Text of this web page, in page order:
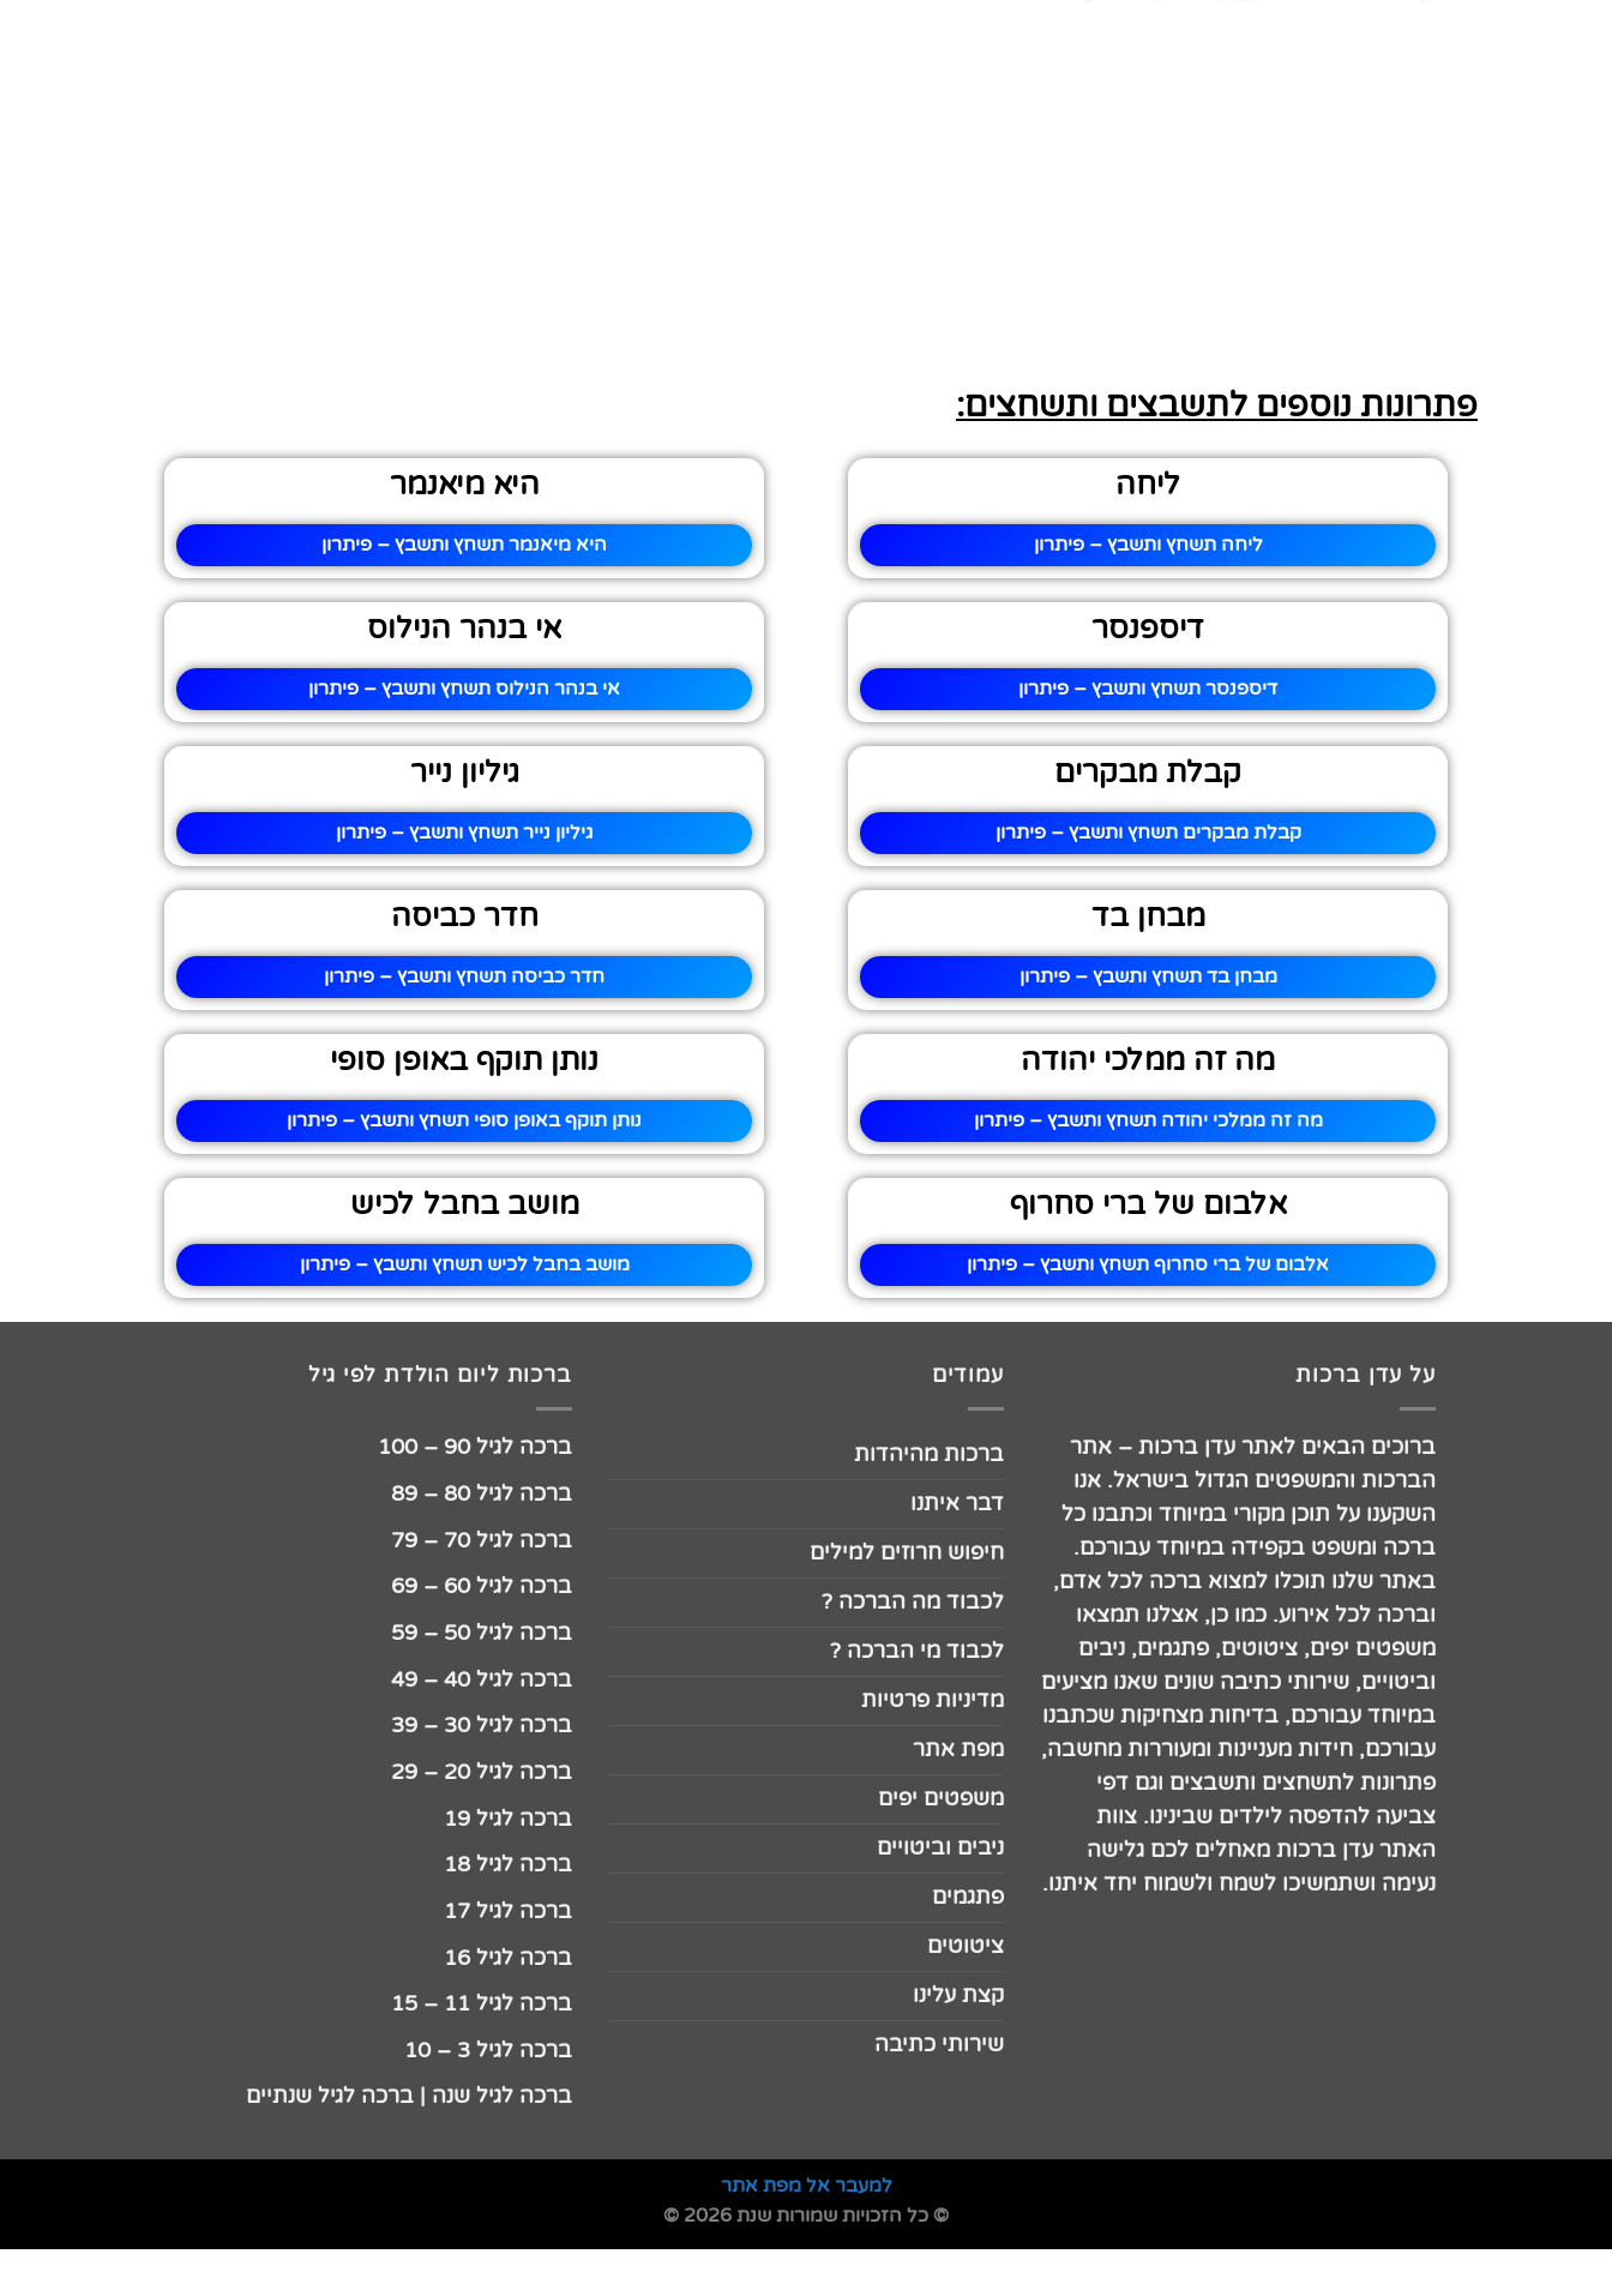
פתרונות נוספים לתשבצים ותשחצים:
ליחה
ליחה תשחץ ותשבץ – פיתרון
היא מיאנמר
היא מיאנמר תשחץ ותשבץ – פיתרון
דיספנסר
דיספנסר תשחץ ותשבץ – פיתרון
אי בנהר הנילוס
אי בנהר הנילוס תשחץ ותשבץ – פיתרון
קבלת מבקרים
קבלת מבקרים תשחץ ותשבץ – פיתרון
גיליון נייר
גיליון נייר תשחץ ותשבץ – פיתרון
מבחן בד
מבחן בד תשחץ ותשבץ – פיתרון
חדר כביסה
חדר כביסה תשחץ ותשבץ – פיתרון
מה זה ממלכי יהודה
מה זה ממלכי יהודה תשחץ ותשבץ – פיתרון
נותן תוקף באופן סופי
נותן תוקף באופן סופי תשחץ ותשבץ – פיתרון
אלבום של ברי סחרוף
אלבום של ברי סחרוף תשחץ ותשבץ – פיתרון
מושב בחבל לכיש
מושב בחבל לכיש תשחץ ותשבץ – פיתרון
על עדן ברכות
ברוכים הבאים לאתר עדן ברכות – אתר
הברכות והמשפטים הגדול בישראל. אנו
השקענו על תוכן מקורי במיוחד וכתבנו כל
ברכה ומשפט בקפידה במיוחד עבורכם.
באתר שלנו תוכלו למצוא ברכה לכל אדם,
וברכה לכל אירוע. כמו כן, אצלנו תמצאו
משפטים יפים, ציטוטים, פתגמים, ניבים
וביטויים, שירותי כתיבה שונים שאנו מציעים
במיוחד עבורכם, בדיחות מצחיקות שכתבנו
עבורכם, חידות מעניינות ומעוררות מחשבה,
פתרונות לתשחצים ותשבצים וגם דפי
צביעה להדפסה לילדים שבינינו. צוות
האתר עדן ברכות מאחלים לכם גלישה
נעימה ושתמשיכו לשמח ולשמוח יחד איתנו.
עמודים
ברכות מהיהדות
דבר איתנו
חיפוש חרוזים למילים
לכבוד מה הברכה ?
לכבוד מי הברכה ?
מדיניות פרטיות
מפת אתר
משפטים יפים
ניבים וביטויים
פתגמים
ציטוטים
קצת עלינו
שירותי כתיבה
ברכות ליום הולדת לפי גיל
ברכה לגיל 90 – 100
ברכה לגיל 80 – 89
ברכה לגיל 70 – 79
ברכה לגיל 60 – 69
ברכה לגיל 50 – 59
ברכה לגיל 40 – 49
ברכה לגיל 30 – 39
ברכה לגיל 20 – 29
ברכה לגיל 19
ברכה לגיל 18
ברכה לגיל 17
ברכה לגיל 16
ברכה לגיל 11 – 15
ברכה לגיל 3 – 10
ברכה לגיל שנה | ברכה לגיל שנתיים
למעבר אל מפת אתר
© כל הזכויות שמורות שנת 2026 ©